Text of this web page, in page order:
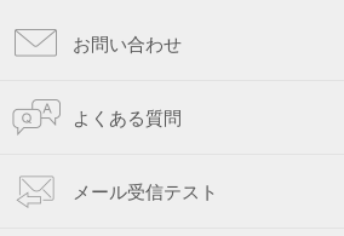
お問い合わせ
よくある質問
メール受信テスト